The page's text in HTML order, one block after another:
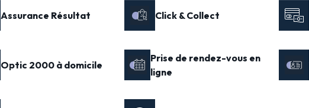
Assurance Résultat Click & Collect
Optic 2000 à domicile
Prise de rendez-vous en
ligne